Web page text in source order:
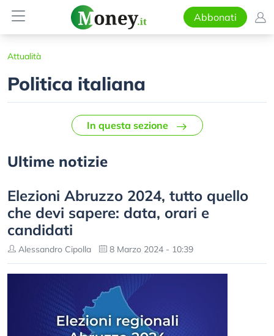
Abbonati
Attualità
Politica italiana
In questa sezione
Ultime notizie
Elezioni Abruzzo 2024, tutto quello
che devi sapere: data, orari e
candidati
Alessandro Cipolla 8 Marzo 2024 - 10:39